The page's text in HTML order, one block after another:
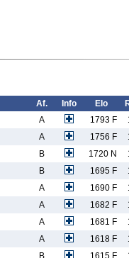
Af. Info Elo
A 1793 F
A 1756 F
B 1720 N
B 1695 F
A 1690 F
A 1682 F
A 1681 F
A 1618 F
B 1615 F